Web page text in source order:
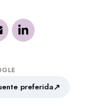
preferida↗